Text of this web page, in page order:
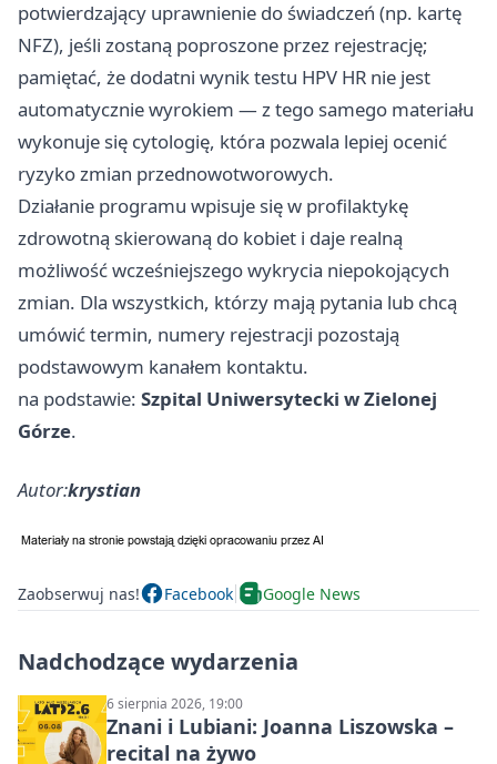
potwierdzający uprawnienie do świadczeń (np. kartę
NFZ), jeśli zostaną poproszone przez rejestrację;
pamiętać, że dodatni wynik testu HPV HR nie jest
automatycznie wyrokiem — z tego samego materiału
wykonuje się cytologię, która pozwala lepiej ocenić
ryzyko zmian przednowotworowych.
Działanie programu wpisuje się w profilaktykę
zdrowotną skierowaną do kobiet i daje realną
możliwość wcześniejszego wykrycia niepokojących
zmian. Dla wszystkich, którzy mają pytania lub chcą
umówić termin, numery rejestracji pozostają
podstawowym kanałem kontaktu.
na podstawie: Szpital Uniwersytecki w Zielonej
Górze.
Autor:krystian
Zaobserwuj nas! Facebook Google News
Nadchodzące wydarzenia
6 sierpnia 2026, 19:00
Znani i Lubiani: Joanna Liszowska –
recital na żywo